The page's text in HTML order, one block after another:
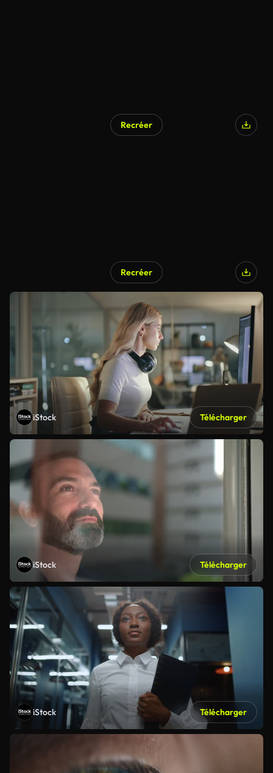
Recréer
Recréer
iStock Télécharger
iStock Télécharger
iStock Télécharger